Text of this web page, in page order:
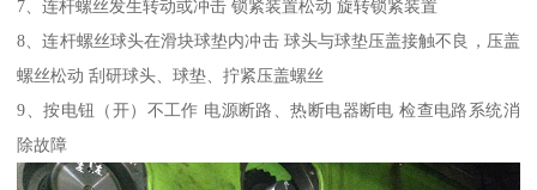
7、连杆螺丝发生转动或冲击 锁紧装置松动 旋转锁紧装置
8、连杆螺丝球头在滑块球垫内冲击 球头与球垫压盖接触不良，压盖
螺丝松动 刮研球头、球垫、拧紧压盖螺丝
9、按电钮（开）不工作 电源断路、热断电器断电 检查电路系统消
除故障